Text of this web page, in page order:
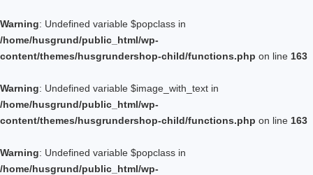
Warning: Undefined variable $popclass in
/home/husgrund/public_html/wp-
content/themes/husgrundershop-child/functions.php on line 163
Warning: Undefined variable $image_with_text in
/home/husgrund/public_html/wp-
content/themes/husgrundershop-child/functions.php on line 163
Warning: Undefined variable $popclass in
/home/husgrund/public_html/wp-